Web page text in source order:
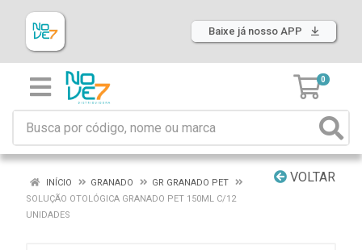
Baixe já nosso APP
0
VOLTAR
INÍCIO GRANADO
GR GRANADO PET
SOLUÇÃO OTOLÓGICA GRANADO PET 150ML C/12
UNIDADES